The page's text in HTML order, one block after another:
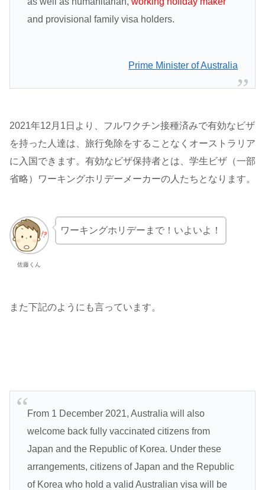
and provisional family visa holders.
Prime Minister of Australia
2021年12月1日より、フルワクチン接種済みで有効なビザ
を持った人達は、旅行免除をすることなくオーストラリア
に入国できます。有効なビザ保持者とは、学生ビザ（一部
省略）ワーキングホリデーメーカーの人たちとなります。
佐藤くん
ワーキングホリデーまで！いよいよ！
また下記のようにも言っています。
From 1 December 2021, Australia will also
welcome back fully vaccinated citizens from
Japan and the Republic of Korea. Under these
arrangements, citizens of Japan and the Republic
of Korea who hold a valid Australian visa will be